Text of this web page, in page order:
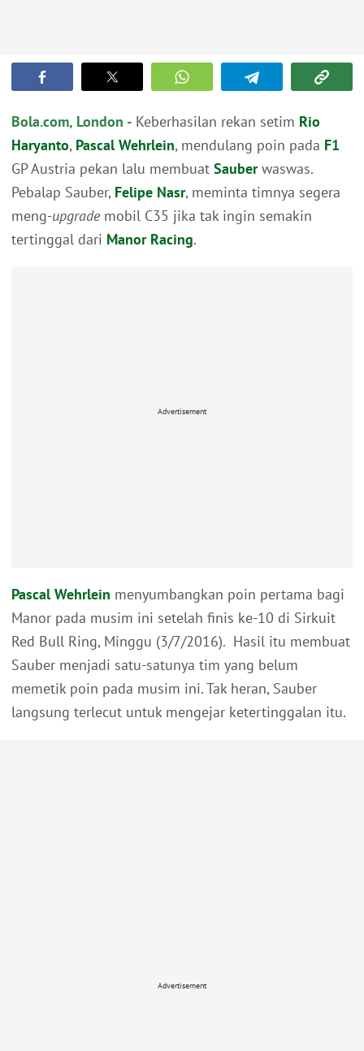
Bola.com, London - Keberhasilan rekan setim Rio
Haryanto, Pascal Wehrlein, mendulang poin pada F1
GP Austria pekan lalu membuat Sauberwaswas.
Pebalap Sauber, Felipe Nasr, meminta timnya segera
meng-upgrademobil C35 jika tak ingin semakin
tertinggal dari Manor Racing.
Advertisement
Pascal Wehrlein menyumbangkan poin pertama bagi
Manor pada musim ini setelah finis ke-10 di Sirkuit
Red Bull Ring, Minggu (3/7/2016). Hasil itu membuat
Sauber menjadi satu-satunya tim yang belum
memetik poin pada musim ini. Tak heran, Sauber
langsung terlecut untuk mengejar ketertinggalan itu.
Advertisement